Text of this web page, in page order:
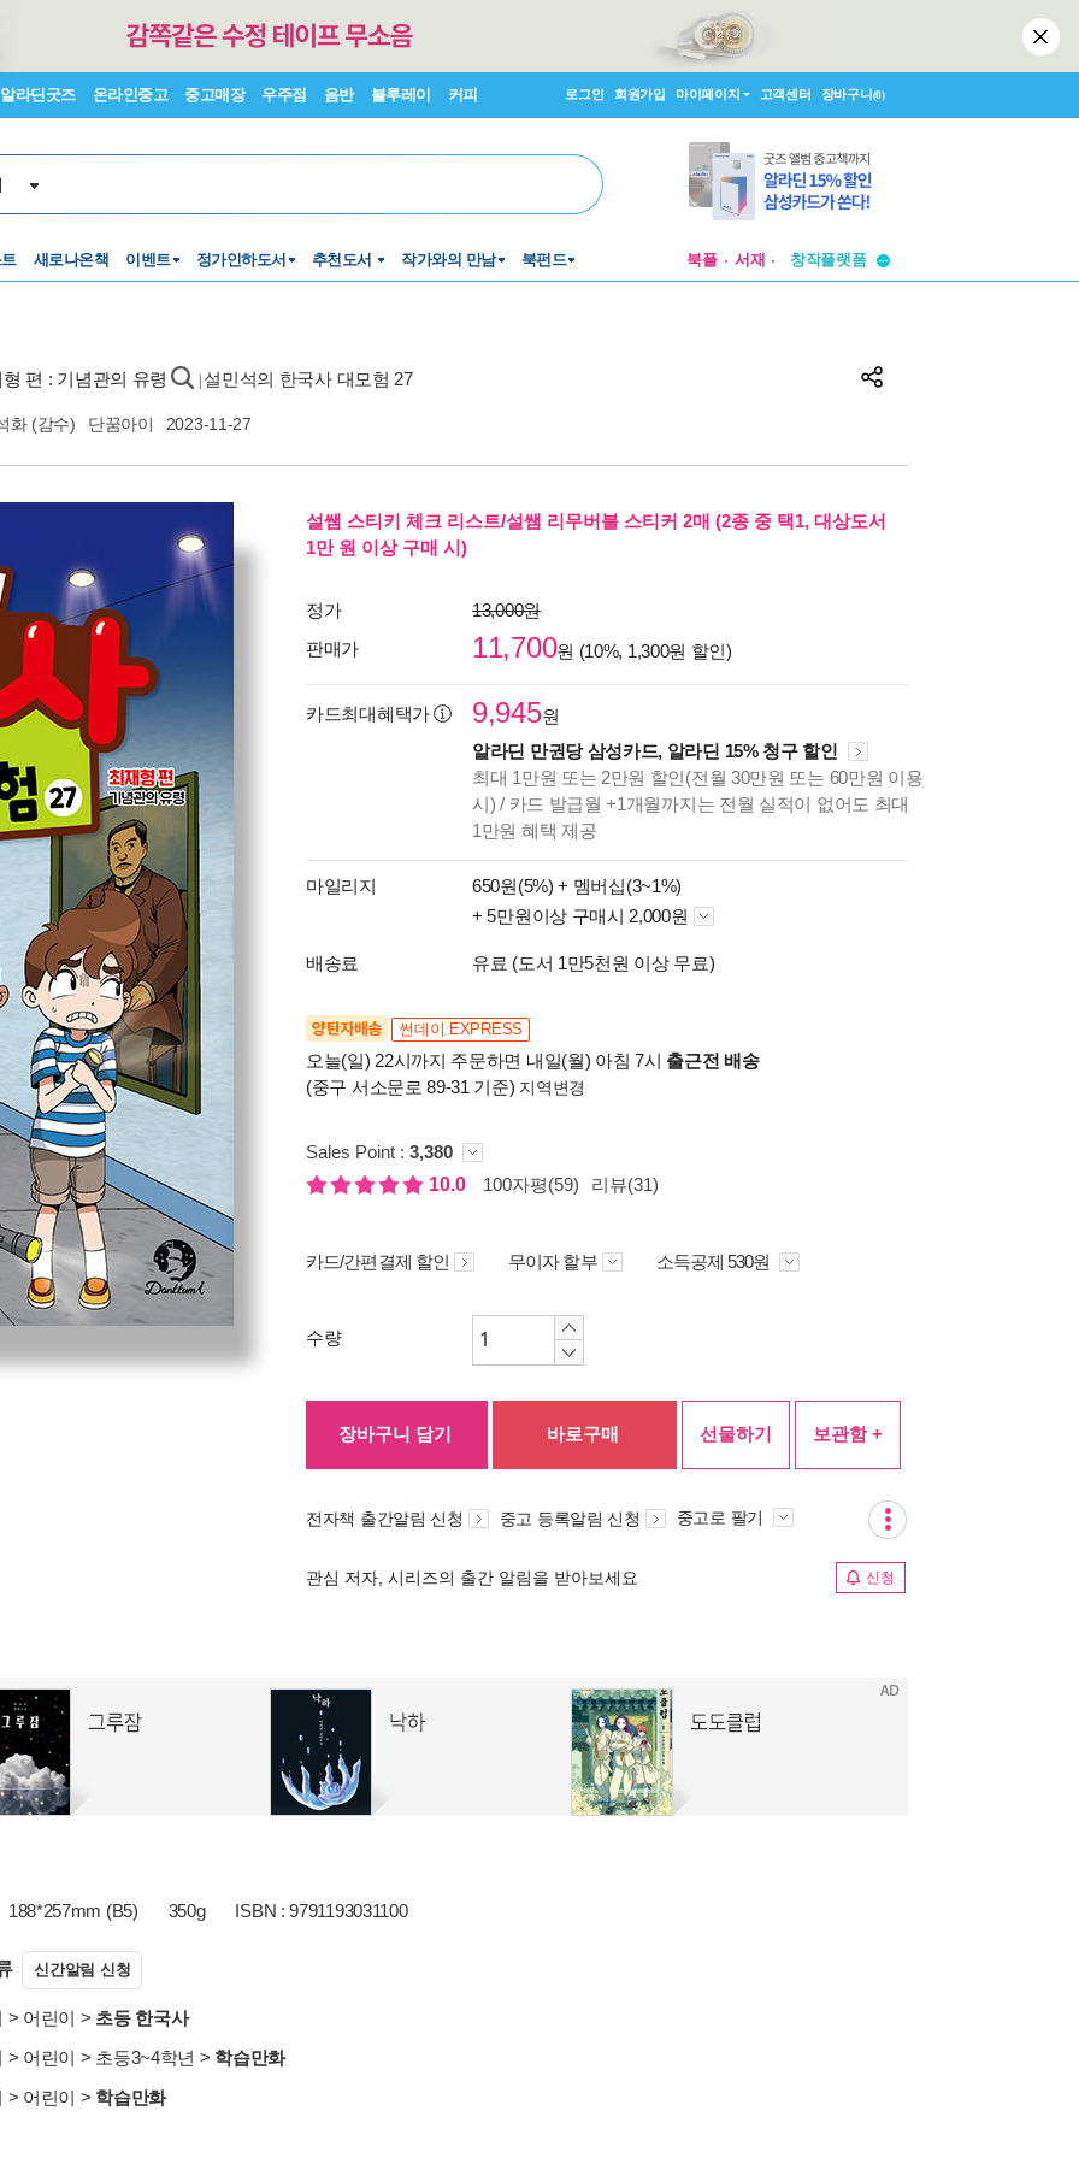
알라딘굿즈 온라인중고 중고매장 우주점 음반 블루레이 커피 로그인 회원가입 마이페이지 고객센터 장바구니(0)
새로나온책 이벤트 정가인하도서 추천도서 작가와의 만남 북펀드 북플 서재
투비컨티뉴드
편 : 기념관의 유령 설민석의 한국사 대모험 27
화(감수) 단꿈아이 2023-11-27
설쌤 스티키 체크 리스트/설쌤 리무버블 스티커 2매 (2종 중 택1, 대상도서
1만 원 이상 구매 시)
정가
13,000원
판매가
11,700원 (10%, 1,300원 할인)
카드최대혜택가 9,945원
알라딘 만권당 삼성카드, 알라딘 15% 청구 할인
최대 1만원 또는 2만원 할인(전월 30만원 또는 60만원 이용
시) / 카드 발급월 +1개월까지는 전월 실적이 없어도 최대
1만원 혜택 제공
마일리지 650원(5%) + 멤버십(3~1%)
+ 5만원이상 구매시 2,000원
배송료 유료 (도서 1만5천원 이상 무료)
양탄자배송 썬데이 EXPRESS
오늘(일) 22시까지 주문하면 내일(월) 아침 7시 출근전 배송
(중구 서소문로 89-31 기준) 지역변경
Sales Point : 3,380
10.0
100자평(59) 리뷰(31)
카드/간편결제 할인 무이자 할부 소득공제 530원
수량
장바구니 담기 바로구매 선물하기 보관함 +
전자책 출간알림 신청 중고 등록알림 신청 중고로 팔기
관심 저자, 시리즈의 출간 알림을 받아보세요 신청
188*257mm (B5) 350g ISBN : 9791193031100
신간알림 신청
> 어린이 > 초등 한국사
> 어린이 > 초등3~4학년 > 학습만화
> 어린이 > 학습만화